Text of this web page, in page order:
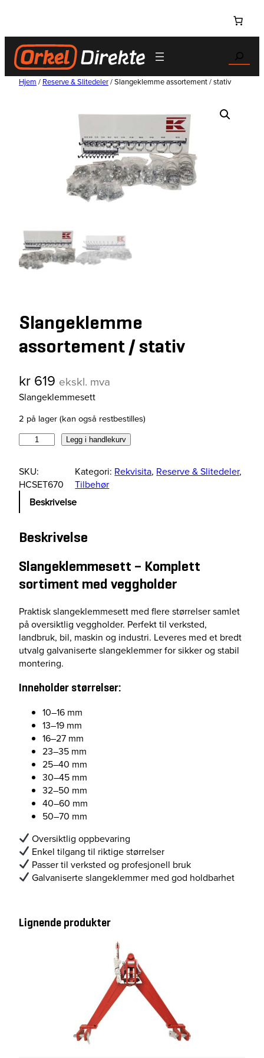
innhold
Search
Hjem / Reserve & Slitedeler/ Slangeklemme assortement / stativ
Slangeklemme
assortement / stativ
kr 619 ekskl. mva
Slangeklemmesett
2 på lager (kan også restbestilles)
a
n
g
k
l
e
m
e
s
s
o
r
t
m
n
t
a
l
Legg i handlekurv
SKU:
HCSET670
Kategori: Rekvisita, Reserve & Slitedeler
Tilbehør
Beskrivelse
Beskrivelse
Slangeklemmesett – Komplett
sortiment med veggholder
Praktisk slangeklemmesett med flere størrelser samlet
på oversiktlig veggholder. Perfekt til verksted,
landbruk, bil, maskin og industri. Leveres med et bredt
utvalg galvaniserte slangeklemmer for sikker og stabil
montering.
Inneholder størrelser:
10–16 mm
13–19 mm
16–27 mm
23–35 mm
25–40 mm
30–45 mm
32–50 mm
40–60 mm
50–70 mm
Oversiktlig oppbevaring
Enkel tilgang til riktige størrelser
Passer til verksted og profesjonell bruk
Galvaniserte slangeklemmer med god holdbarhet
Lignende produkter